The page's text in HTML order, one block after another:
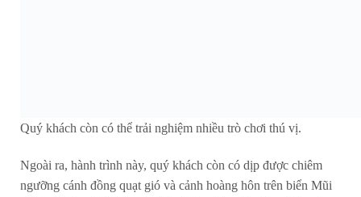
Quý khách còn có thể trải nghiệm nhiều trò chơi thú vị.
Ngoài ra, hành trình này, quý khách còn có dịp được chiêm
ngưỡng cánh đồng quạt gió và cảnh hoàng hôn trên biển Mũi